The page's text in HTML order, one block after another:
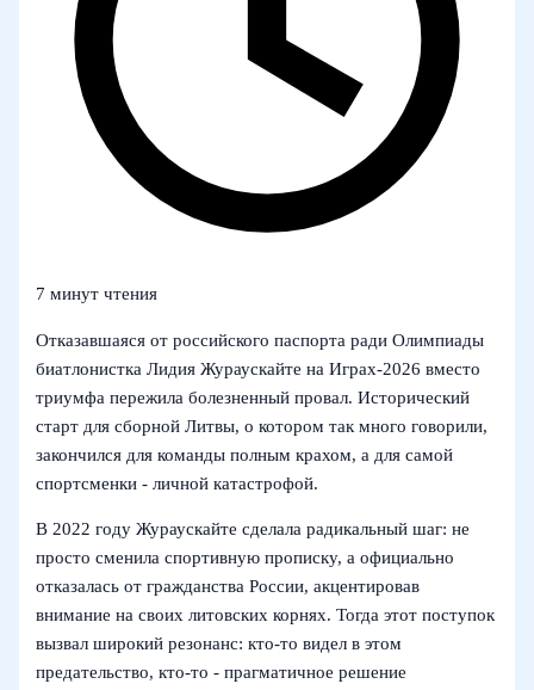
7 минут чтения
Отказавшаяся от российского паспорта ради Олимпиады
биатлонистка Лидия Жураускайте на Играх-2026 вместо
триумфа пережила болезненный провал. Исторический
старт для сборной Литвы, о котором так много говорили,
закончился для команды полным крахом, а для самой
спортсменки - личной катастрофой.
В 2022 году Жураускайте сделала радикальный шаг: не
просто сменила спортивную прописку, а официально
отказалась от гражданства России, акцентировав
внимание на своих литовских корнях. Тогда этот поступок
вызвал широкий резонанс: кто-то видел в этом
предательство, кто-то - прагматичное решение